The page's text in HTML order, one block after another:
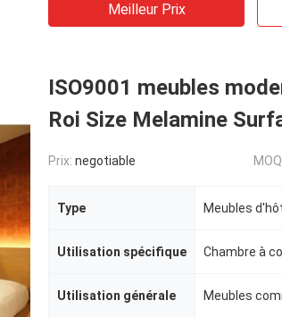
Meilleur Prix
ISO9001 meubles
Roi Size Melamine
Prix: negotiable
Type
Utilisation spécifique Chambre à
Utilisation générale Meubles